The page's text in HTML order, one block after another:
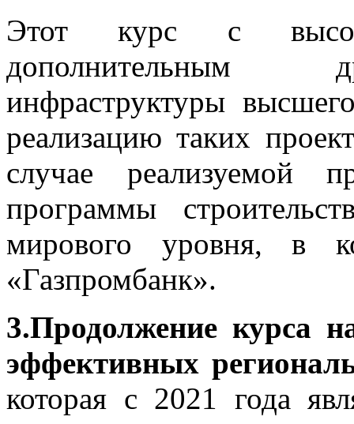
Этот курс с
дополнительным
инфраструктуры
реализацию таких
случае реализуемой
программы
мирового уровня, в
«Газпромбанк».
3.Продолжение курса
эффективных
которая с 2021 года